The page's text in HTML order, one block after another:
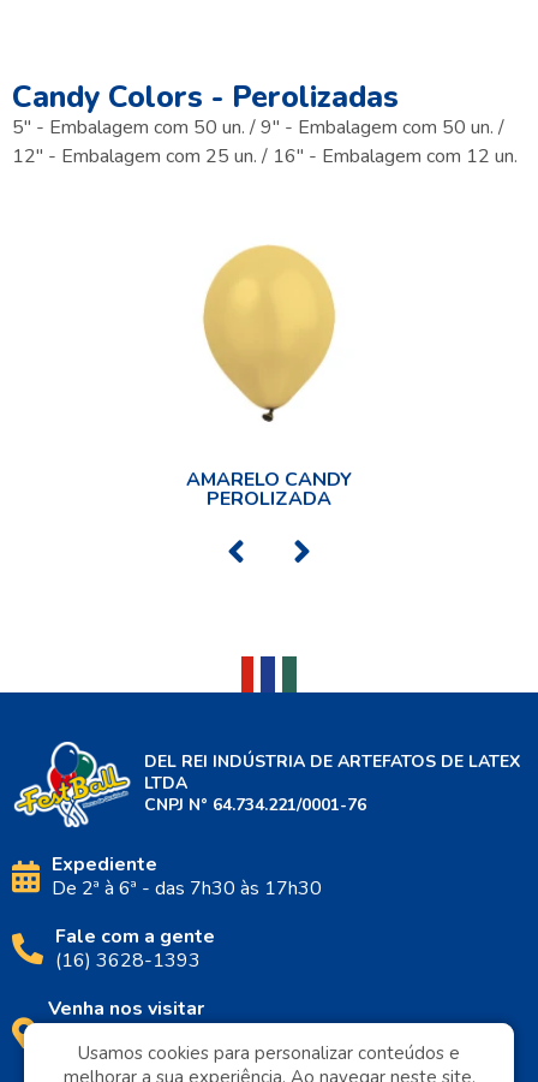
Candy Colors - Perolizadas
5" - Embalagem com 50 un. / 9" - Embalagem com 50 un. /
12" - Embalagem com 25 un. / 16" - Embalagem com 12 un.
AMARELO CANDY
PEROLIZADA
DEL REI INDÚSTRIA DE ARTEFATOS DE LATEX
LTDA
CNPJ N° 64.734.221/0001-76
Expediente
De 2ª à 6ª - das 7h30 às 17h30
Fale com a gente
(16) 3628-1393
Venha nos visitar
14075-580 | Ribeirão Preto - SP
Usamos cookies para personalizar conteúdos e
melhorar a sua experiência. Ao navegar neste site,
Usamos cookies para personalizar conteúdos e
melhorar a sua experiência. Ao navegar neste site,